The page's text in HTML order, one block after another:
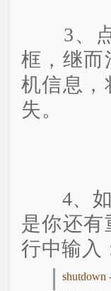
3、点
框，继而
机信息，
失。
4、如
是你还有
行中输入
shutdown